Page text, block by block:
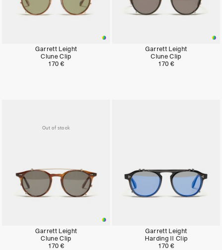
Garrett Leight
Clune Clip
170 €
Garrett Leight
Clune Clip
170 €
Out of stock
Garrett Leight
Clune Clip
170 €
Garrett Leight
Harding II Clip
170 €